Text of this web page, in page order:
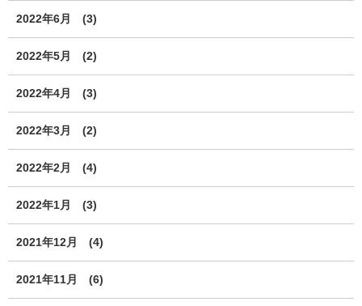
2022年6月 (3)
2022年5月 (2)
2022年4月 (3)
2022年3月 (2)
2022年2月 (4)
2022年1月 (3)
2021年12月 (4)
2021年11月 (6)